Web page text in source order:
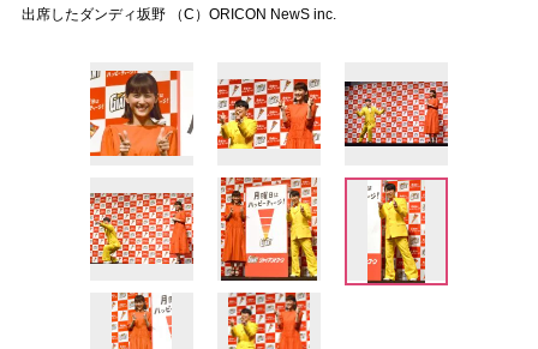
出席したダンディ坂野 （C）ORICON NewS inc.